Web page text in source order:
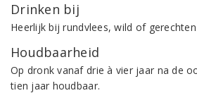
Drinken bij
Heerlijk bij rundvlees, wild of
Houdbaarheid
Op dronk vanaf drie à vier jaar na de
tien jaar houdbaar.